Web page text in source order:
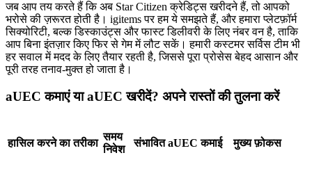
जब आप तय करते हैं कि अब Star Citizen क्रेडिट्स खरीदने हैं, तो आपको
भरोसे की ज़रूरत होती है। igitems पर हम ये समझते हैं, और हमारा प्लेटफ़ॉर्म
सिक्योरिटी, बल्क डिस्काउंट्स और फास्ट डिलीवरी के लिए नंबर वन है, ताकि
आप बिना इंतज़ार किए फिर से गेम में लौट सकें। हमारी कस्टमर सर्विस टीम भी
हर सवाल में मदद के लिए तैयार रहती है, जिससे पूरा प्रोसेस बेहद आसान और
पूरी तरह तनाव‑मुक्त हो जाता है।
aUEC कमाएं या aUEC खरीदें? अपने रास्तों की तुलना करें
हासिल करने का तरीका
समय
निवेश
संभावित aUEC कमाई मुख्य फ़ोकस